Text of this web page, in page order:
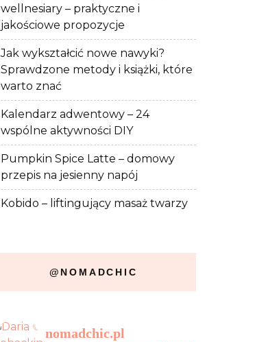
wellnesiary – praktyczne i
jakościowe propozycje
Jak wykształcić nowe nawyki?
Sprawdzone metody i książki, które
warto znać
Kalendarz adwentowy – 24
wspólne aktywności DIY
Pumpkin Spice Latte – domowy
przepis na jesienny napój
Kobido – liftingujący masaż twarzy
@NOMADCHIC
nomadchic.pl